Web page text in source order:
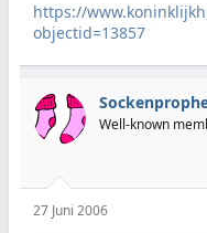
https://
objectid=13857
Well-known
27 Juni 2006